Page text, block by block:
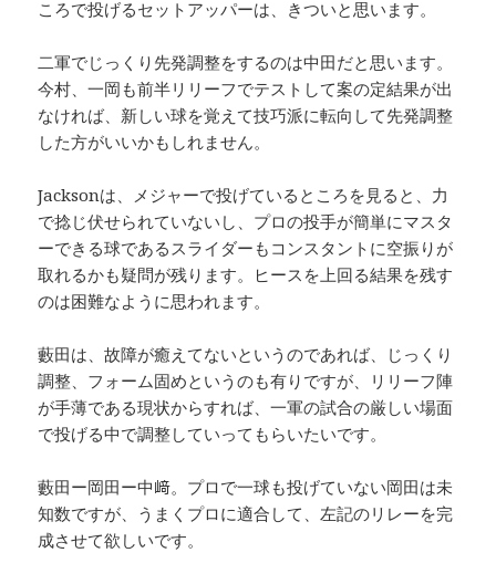
ころで投げるセットアッパーは、きついと思います。
二軍でじっくり先発調整をするのは中田だと思います。
今村、一岡も前半リリーフでテストして案の定結果が出
なければ、新しい球を覚えて技巧派に転向して先発調整
した方がいいかもしれません。
Jacksonは、メジャーで投げているところを見ると、力
で捻じ伏せられていないし、プロの投手が簡単にマスタ
ーできる球であるスライダーもコンスタントに空振りが
取れるかも疑問が残ります。ヒースを上回る結果を残す
のは困難なように思われます。
藪田は、故障が癒えてないというのであれば、じっくり
調整、フォーム固めというのも有りですが、リリーフ陣
が手薄である現状からすれば、一軍の試合の厳しい場面
で投げる中で調整していってもらいたいです。
藪田ー岡田ー中﨑。プロで一球も投げていない岡田は未
知数ですが、うまくプロに適合して、左記のリレーを完
成させて欲しいです。